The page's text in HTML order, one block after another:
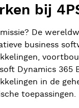
bij
De
business
Dynamics 365
in de
toepassingen.